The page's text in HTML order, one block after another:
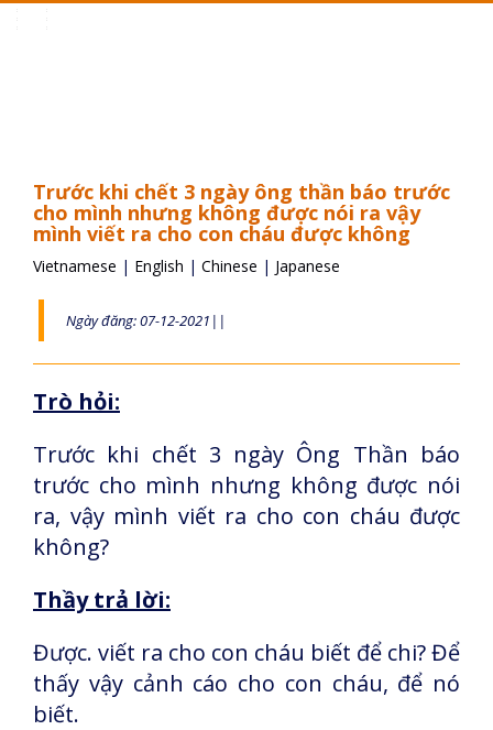
Trước khi chết 3 ngày ông thần báo trước
cho mình nhưng không được nói ra vậy
mình viết ra cho con cháu được không
Vietnamese | English | Chinese | Japanese
Ngày đăng: 07-12-2021||
Trò hỏi:
Trước khi chết 3 ngày Ông Thần báo
trước cho mình nhưng không được nói
ra, vậy mình viết ra cho con cháu được
không?
Thầy trả lời:
Được. viết ra cho con cháu biết để chi? Để
thấy vậy cảnh cáo cho con cháu, để nó
biết.